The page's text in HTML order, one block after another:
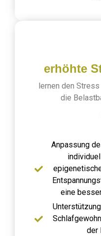
erhöhte
lernen den
die
Anpassung
eine
der